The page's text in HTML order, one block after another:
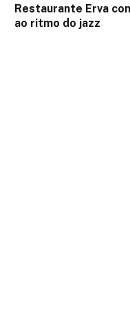
Restaurante Erva
ao ritmo do jazz